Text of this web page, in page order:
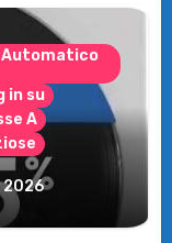
Automatico
in su
A
Candy
a
2026